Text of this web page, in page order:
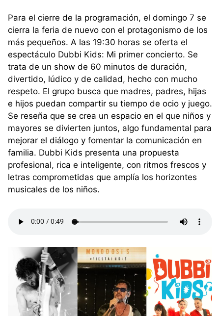
Para el cierre de la programación, el domingo 7 se
cierra la feria de nuevo con el protagonismo de los
más pequeños. A las 19:30 horas se oferta el
espectáculo Dubbi Kids: Mi primer concierto. Se
trata de un show de 60 minutos de duración,
divertido, lúdico y de calidad, hecho con mucho
respeto. El grupo busca que madres, padres, hijas
e hijos puedan compartir su tiempo de ocio y juego.
Se reseña que se crea un espacio en el que niños y
mayores se divierten juntos, algo fundamental para
mejorar el diálogo y fomentar la comunicación en
familia. Dubbi Kids presenta una propuesta
profesional, rica e inteligente, con ritmos frescos y
letras comprometidas que amplía los horizontes
musicales de los niños.